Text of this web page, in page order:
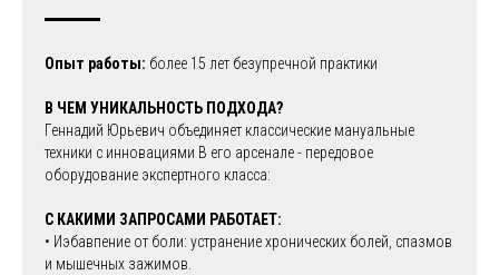
Опыт работы: более 15 лет безупречной практики
В ЧЕМ УНИКАЛЬНОСТЬ ПОДХОДА?
Геннадий Юрьевич объединяет классические мануальные
техники с инновациями В его арсенале - передовое
оборудование экспертного класса:
С КАКИМИ ЗАПРОСАМИ РАБОТАЕТ:
• Иэбавпение от боли: устранение хронических болей, спазмов
и мышечных зажимов.